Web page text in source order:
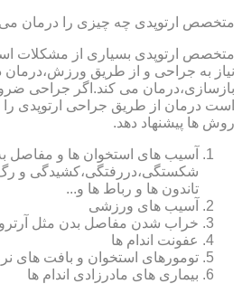
متخصص ارتوپدی چه چیزی را درمان
متخصص ارتوپدی بسیاری از مشکلات
نیاز به جراحی و از طریق
بازسازی،درمان می کند.اگر جراحی
است درمان از طریق جراحی ارتوپدی را
روش ها پیشنهاد دهد.
آسیب های استخوان ها و مفاصل
شکستگی،دررفتگی،کشیدگی و
تاندون ها و رباط ها و...
آسیب های ورزشی
خراب شدن مفاصل بدن مثل
عفونت اندام ها
تومورهای استخوان و بافت های
بیماری های مادرزادی اندام ها